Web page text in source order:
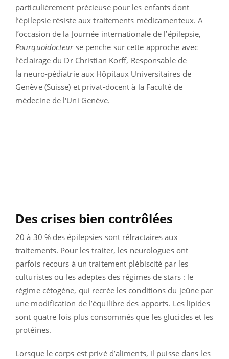
particulièrement précieuse pour les enfants dont
l’épilepsie résiste aux traitements médicamenteux. A
l’occasion de la Journée internationale de l’épilepsie,
Pourquoidocteur se penche sur cette approche avec
l’éclairage du Dr Christian Korff, Responsable de
la neuro-pédiatrie aux Hôpitaux Universitaires de
Genève (Suisse) et privat-docent à la Faculté de
médecine de l'Uni Genève.
Des crises bien contrôlées
20 à 30 % des épilepsies sont réfractaires aux
traitements. Pour les traiter, les neurologues ont
parfois recours à un traitement plébiscité par les
culturistes ou les adeptes des régimes de stars : le
régime cétogène, qui recrée les conditions du jeûne par
une modification de l’équilibre des apports. Les lipides
sont quatre fois plus consommés que les glucides et les
protéines.
Lorsque le corps est privé d’aliments, il puisse dans les